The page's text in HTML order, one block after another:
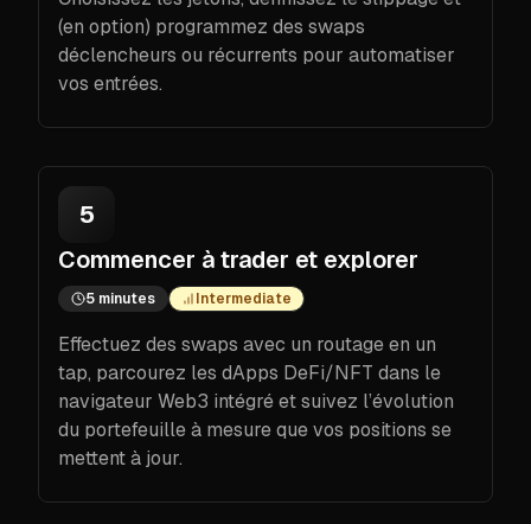
(en option) programmez des swaps
déclencheurs ou récurrents pour automatiser
vos entrées.
5
Commencer à trader et explorer
5 minutes Intermediate
Effectuez des swaps avec un routage en un
tap, parcourez les dApps DeFi/NFT dans le
navigateur Web3 intégré et suivez l’évolution
du portefeuille à mesure que vos positions se
mettent à jour.